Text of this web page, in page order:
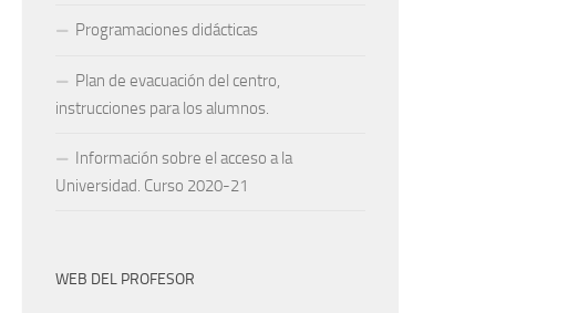
Programaciones didácticas
Plan de evacuación del centro,
instrucciones para los alumnos.
Información sobre el acceso a la
Universidad. Curso 2020-21
WEB DEL PROFESOR